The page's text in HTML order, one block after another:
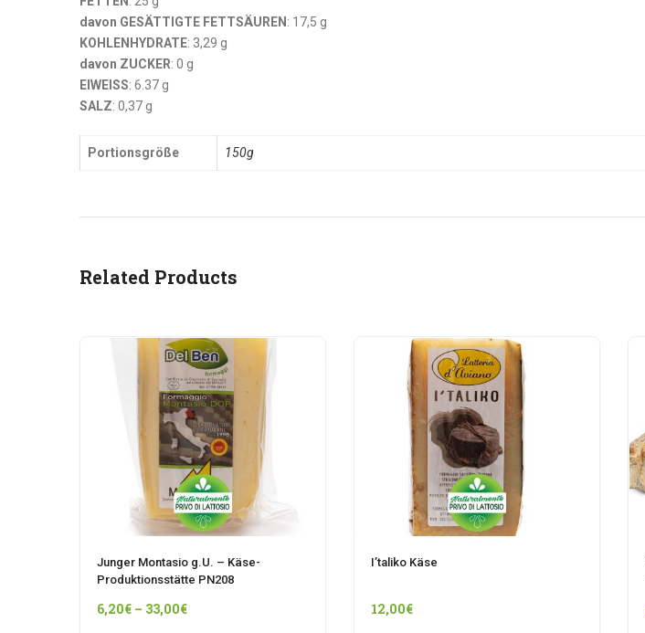
davon GESÄTTIGTE FETTSÄUREN : 17,5 g
KOHLENHYDRATE: 3,29 g
davon ZUCKER: 0 g
EIWEISS: 6.37 g
SALZ: 0,37 g
Portionsgröße 150g
Related Products
Junger Montasio g.U. – Käse-
Produktionsstätte PN208
6,20€ – 33,00€
I’taliko Käse
12,00€